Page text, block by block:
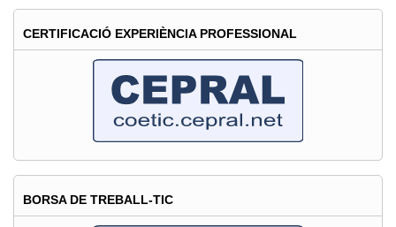
CERTIFICACIÓ EXPERIÈNCIA PROFESSIONAL
BORSA DE TREBALL-TIC